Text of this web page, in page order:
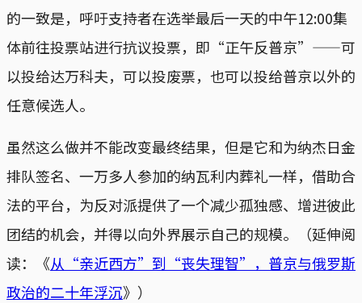
的一致是，呼吁支持者在选举最后一天的中午12:00集
体前往投票站进行抗议投票，即“正午反普京”——可
以投给达万科夫，可以投废票，也可以投给普京以外的
任意候选人。
虽然这么做并不能改变最终结果，但是它和为纳杰日金
排队签名、一万多人参加的纳瓦利内葬礼一样，借助合
法的平台，为反对派提供了一个减少孤独感、增进彼此
团结的机会，并得以向外界展示自己的规模。（延伸阅
读：《从“亲近西方”到“丧失理智”，普京与俄罗斯
政治的二十年浮沉》）